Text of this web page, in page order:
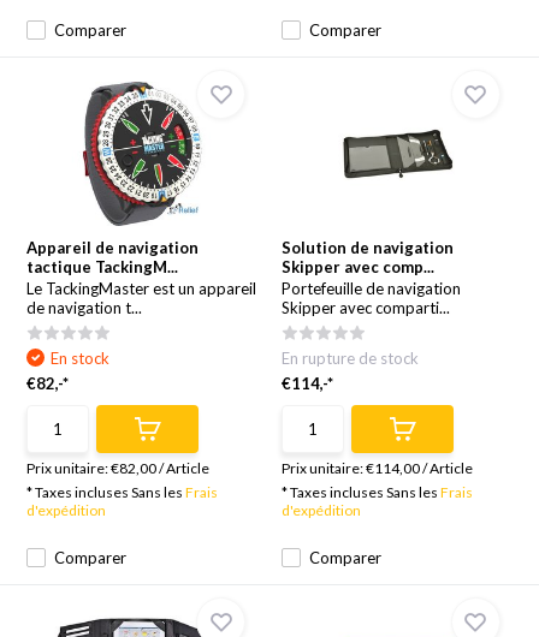
Comparer Comparer
Appareil de navigation
tactique TackingM...
Le TackingMaster est un appareil
de navigation t...
Comparer
En stock
€82,-*
Prix unitaire:€82,00/Article
* Taxes incluses Sans lesFrais
d'expédition
Solution de navigation
Skipper avec comp...
Portefeuille de navigation
Skipper avec comparti...
Comparer
En rupture de stock
€114,-*
Prix unitaire:€114,00/Article
* Taxes incluses Sans les Frais
d'expédition